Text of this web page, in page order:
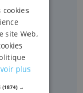
site Web,
plus
(1874) →